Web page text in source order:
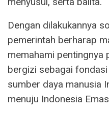
Dengan dilakukannya
pemerintah berharap
memahami pentingnya
bergizi sebagai
sumber daya manusia
menuju Indonesia